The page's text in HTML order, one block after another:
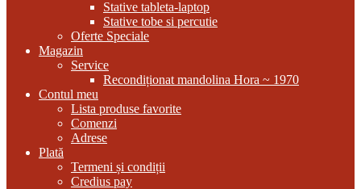
Stative tableta-laptop
Stative tobe si percutie
Oferte Speciale
Magazin
Service
Recondiționat mandolina Hora ~ 1970
Contul meu
Lista produse favorite
Comenzi
Adrese
Plată
Termeni și condiții
Credius pay